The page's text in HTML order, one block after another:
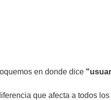
en donde dice
que afecta a todos